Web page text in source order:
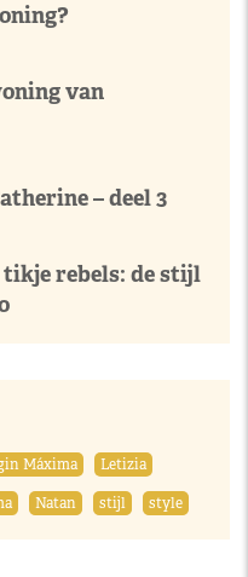
van
– deel 3
tikje rebels: de stijl
Máxima
Letizia
Natan stijl style